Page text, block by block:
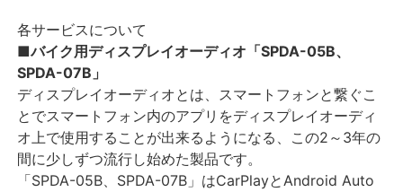
各サービスについて
■バイク用ディスプレイオーディオ「SPDA-05B、
SPDA-07B」
ディスプレイオーディオとは、スマートフォンと繋ぐこ
とでスマートフォン内のアプリをディスプレイオーディ
オ上で使用することが出来るようになる、この2～3年の
間に少しずつ流行し始めた製品です。
「SPDA-05B、SPDA-07B」はCarPlayとAndroid Auto